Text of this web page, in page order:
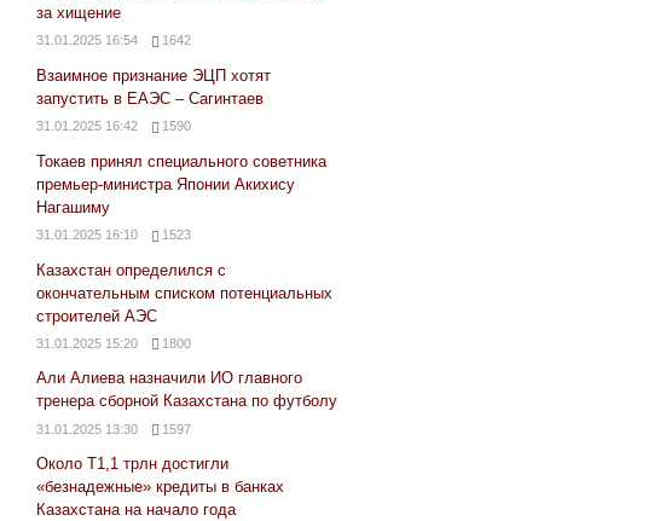
за хищение
31.01.2025 16:54 1642
Взаимное признание ЭЦП хотят
запустить в ЕАЭС – Сагинтаев
31.01.2025 16:42 1590
Токаев принял специального советника
премьер-министра Японии Акихису
Нагашиму
31.01.2025 16:10 1523
Казахстан определился с
окончательным списком потенциальных
строителей АЭС
31.01.2025 15:20 1800
Али Алиева назначили ИО главного
тренера сборной Казахстана по футболу
31.01.2025 13:30 1597
Около Т1,1 трлн достигли
«безнадежные» кредиты в банках
Казахстана на начало года